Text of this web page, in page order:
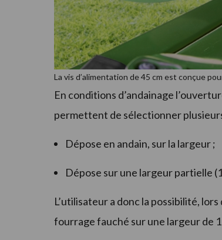
La vis d’alimentation de 45 cm est conçue
En conditions d’andainage
permettent de sélectionner
Dépose en andain, sur la largeur ;
Dépose sur une largeur partielle
L’utilisateur a donc la possibilité,
fourrage fauché sur une largeur de